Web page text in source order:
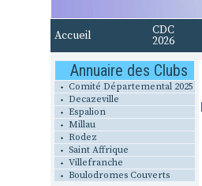
Accueil CDC
2026
Annuaire des Clubs
Comité Départemental 2025
Decazeville
Espalion
Millau
Rodez
Saint Affrique
Villefranche
Boulodromes Couverts